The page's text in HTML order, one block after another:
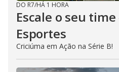
DO R7/HÁ 1 HORA
Escale o seu
Esportes
Criciúma em Ação na Série B!